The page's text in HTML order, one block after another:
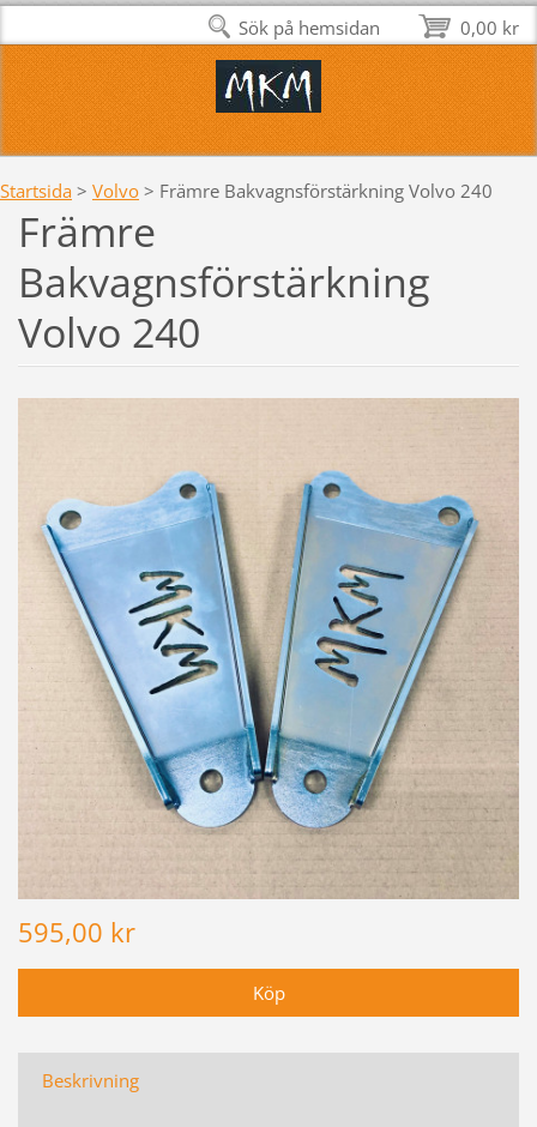
Startsida > Volvo > Främre Bakvagnsförstärkning Volvo 240
Främre
Bakvagnsförstärkning
Volvo 240
595,00 kr
Beskrivning
0,00 kr
Sök på hemsidan